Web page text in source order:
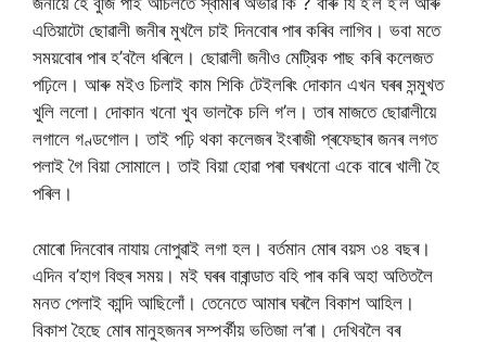
এতিয়াটো ছোৱালী জনীৰ মুখলৈ চাই দিনবোৰ পাৰ কৰিব লাগিব। ভবা মতে
সময়বোৰ পাৰ হ’বলৈ ধৰিলে। ছোৱালী জনীও মেট্রিক পাছ কৰি কলেজত
পঢ়িলে। আৰু মইও চিলাই কাম শিকি টেইলৰিং দোকান এখন ঘৰৰ সন্মুখত
খুলি ললো। দোকান খনো খুব ভালকৈ চলি গ’ল। তাৰ মাজতে ছোৱালীয়ে
লগালে গণ্ডগোল। তাই পঢ়ি থকা কলেজৰ ইংৰাজী প্ৰফেছাৰ জনৰ লগত
পলাই গৈ বিয়া সোমালে। তাই বিয়া হোৱা পৰা ঘৰখনো একে বাৰে খালী হৈ
পৰিল।
মোৰো দিনবোৰ নাযায় নোপুৱাই লগা হল। বৰ্তমান মোৰ বয়স ৩৪ বছৰ।
এদিন ব’হাগ বিহুৰ সময়। মই ঘৰৰ বাৰান্ডাত বহি পাৰ কৰি অহা অতিতলৈ
মনত পেলাই কান্দি আছিলোঁ। তেনেতে আমাৰ ঘৰলৈ বিকাশ আহিল।
বিকাশ হৈছে মোৰ মানুহজনৰ সম্পৰ্কীয় ভতিজা ল’ৰা। দেখিবলৈ বৰ